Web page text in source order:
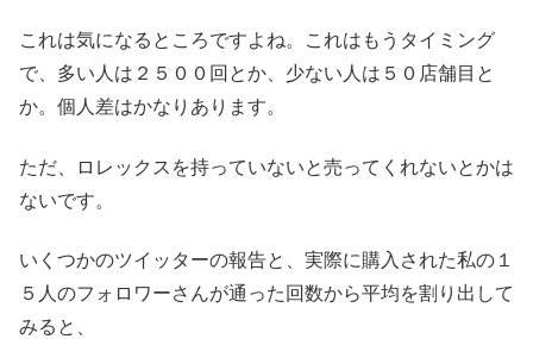
これは気になるところですよね。これはもうタイミング
で、多い人は２５００回とか、少ない人は５０店舗目と
か。個人差はかなりあります。
ただ、ロレックスを持っていないと売ってくれないとかは
ないです。
いくつかのツイッターの報告と、実際に購入された私の１
５人のフォロワーさんが通った回数から平均を割り出して
みると、